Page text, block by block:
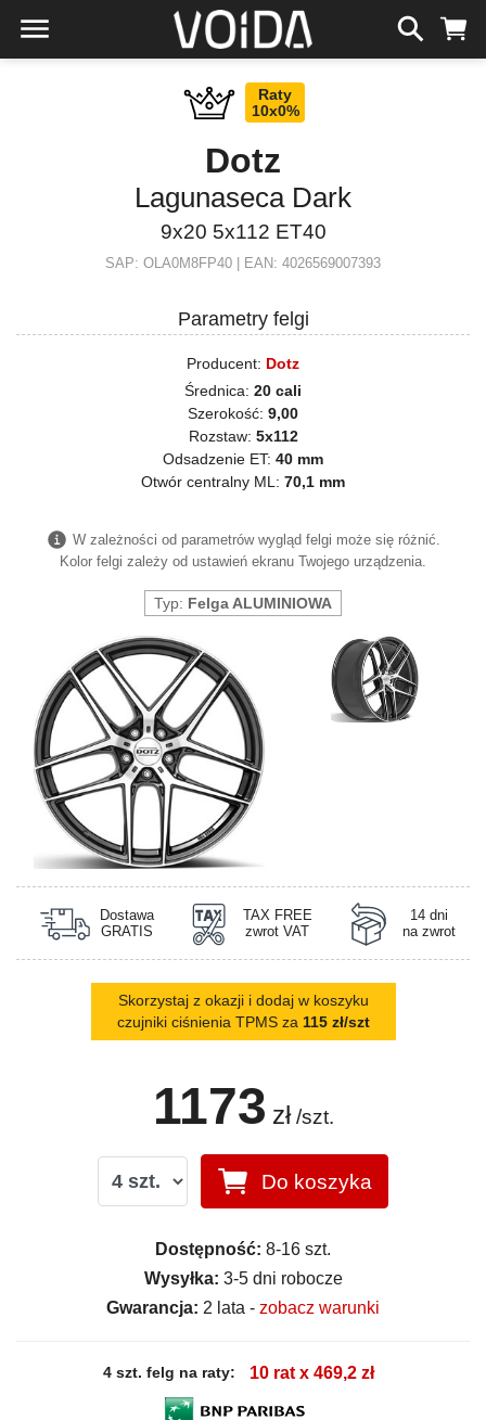
Raty
10x0%
Dotz
Lagunaseca Dark
9x20 5x112 ET40
SAP: OLA0M8FP40 | EAN: 4026569007393
Parametry felgi
Producent: Dotz
Średnica: 20 cali
Szerokość: 9,00
Rozstaw: 5x112
Odsadzenie ET: 40 mm
Otwór centralny ML: 70,1 mm
W zależności od parametrów wygląd felgi może się różnić.
Kolor felgi zależy od ustawień ekranu Twojego urządzenia.
Typ: Felga ALUMINIOWA
Dostawa
GRATIS
TAX FREE
zwrot VAT
14 dni
na zwrot
Skorzystaj z okazji i dodaj w koszyku
czujniki ciśnienia TPMS za 115 zł/szt
1173 zł /szt.
Do koszyka
Dostępność: 8-16 szt.
Wysyłka: 3-5 dni robocze
Gwarancja: 2 lata - zobacz warunki
4 szt. felg na raty: 10 rat x 469,2 zł